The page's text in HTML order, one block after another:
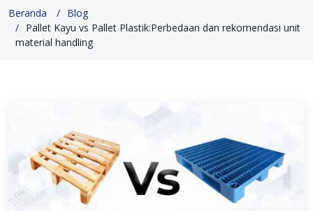
Beranda
Blog
Pallet Kayu vs Pallet Plastik:Perbedaan dan rekomendasi unit
material handling